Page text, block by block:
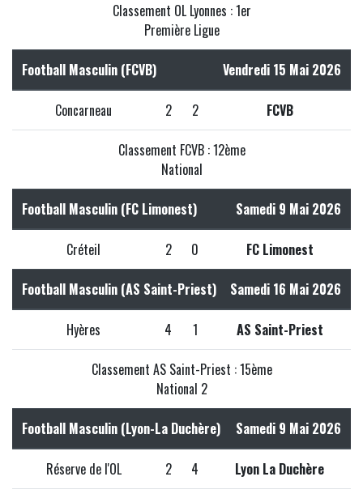
Classement OL Lyonnes : 1er
Première Ligue
Football Masculin (FCVB) Vendredi 15 Mai 2026
Concarneau 2 2 FCVB
Classement FCVB : 12ème
National
Football Masculin (FC Limonest) Samedi 9 Mai 2026
Créteil 2 0 FC Limonest
Football Masculin (AS Saint-Priest) Samedi 16 Mai 2026
Hyères 4 1 AS Saint-Priest
Classement AS Saint-Priest : 15ème
National 2
Football Masculin (Lyon-La Duchère) Samedi 9 Mai 2026
Réserve de l'OL 2 4 Lyon La Duchère